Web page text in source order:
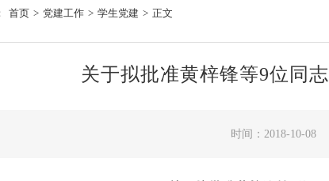
首页 > 党建工作 > 学生党建 > 正文
关于拟批准黄梓锋等9位同
时间：2018-10-08